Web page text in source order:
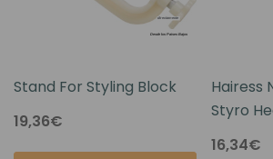
Stand For Styling Block
19,36€
Hairess
Styro
16,34€